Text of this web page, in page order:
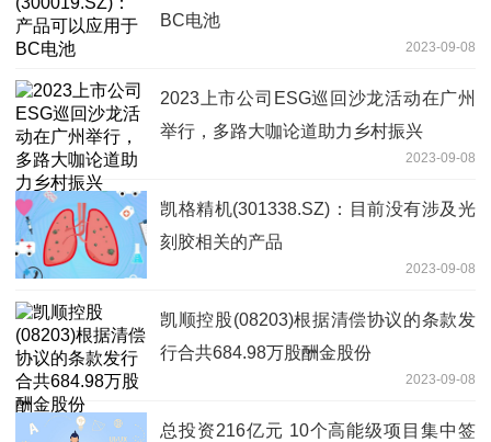
BC电池
2023-09-08
2023上市公司ESG巡回沙龙活动在广州
举行，多路大咖论道助力乡村振兴
2023-09-08
凯格精机(301338.SZ)：目前没有涉及光
刻胶相关的产品
2023-09-08
凯顺控股(08203)根据清偿协议的条款发
行合共684.98万股酬金股份
2023-09-08
总投资216亿元 10个高能级项目集中签